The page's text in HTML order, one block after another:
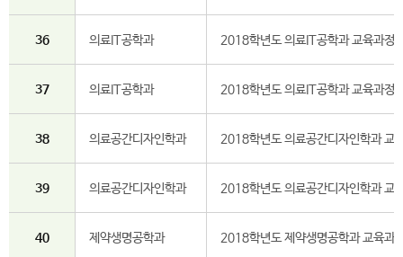
36 의료IT공학과 2018학년도 의료IT공학과 교육과정
37 의료IT공학과 2018학년도 의료IT공학과 교육과정
38 의료공간디자인학과 2018학년도 의료공간디자인학과 교
39 의료공간디자인학과 2018학년도 의료공간디자인학과 교
40 제약생명공학과 2018학년도 제약생명공학과 교육과